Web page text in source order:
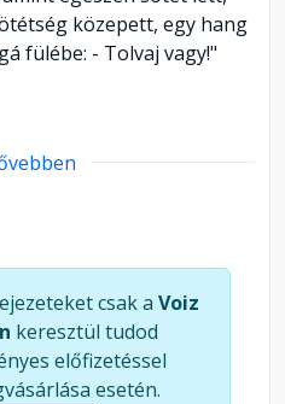
közepett, egy hang
fülébe: - Tolvaj vagy!"
csak a Voiz
keresztül tudod
előfizetéssel
esetén.